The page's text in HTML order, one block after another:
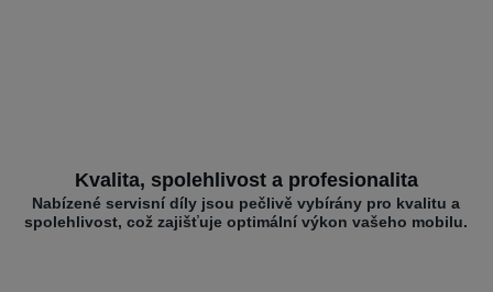
Kvalita, spolehlivost a profesionalita
Nabízené servisní díly jsou pečlivě vybírány pro kvalitu a
spolehlivost, což zajišťuje optimální výkon vašeho mobilu.